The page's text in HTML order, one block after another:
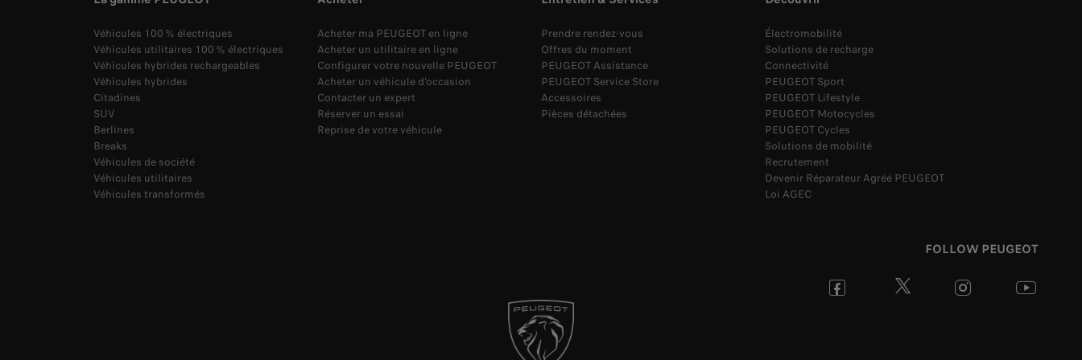
Véhicules 100 % électriques
Véhicules utilitaires 100 % électriques
Véhicules hybrides rechargeables
Véhicules hybrides
Citadines
SUV
Berlines
Breaks
Véhicules de société
Véhicules utilitaires
Véhicules transformés
Acheter ma PEUGEOT en ligne
Acheter un utilitaire en ligne
Configurer votre nouvelle PEUGEOT
Acheter un véhicule d'occasion
Contacter un expert
Réserver un essai
Reprise de votre véhicule
Prendre rendez-vous
Offres du moment
PEUGEOT Assistance
PEUGEOT Service Store
Accessoires
Pièces détachées
Électromobilité
Solutions de recharge
Connectivité
PEUGEOT Sport
PEUGEOT Lifestyle
PEUGEOT Motocycles
PEUGEOT Cycles
Solutions de mobilité
Recrutement
Devenir Réparateur Agréé PEUGEOT
Loi AGEC
FOLLOW PEUGEOT